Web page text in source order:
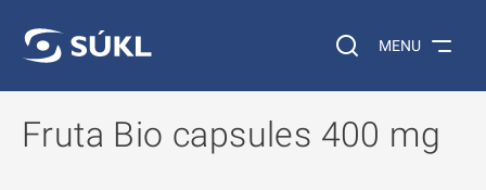
Vyhledávání na
MENU
Fruta Bio capsules 400 mg